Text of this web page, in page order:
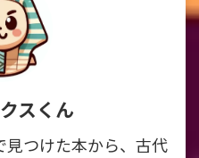
スくん
つけた本から、古代